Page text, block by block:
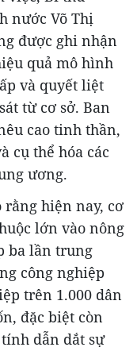
nước Võ Thị
được ghi nhận
quả mô hình
và quyết liệt
từ cơ sở. Ban
cao tinh thần,
cụ thể hóa các
ương.
rằng hiện nay, cơ
lớn vào nông
ba lần trung
công nghiệp
trên 1.000 dân
đặc biệt còn
dẫn dắt sự